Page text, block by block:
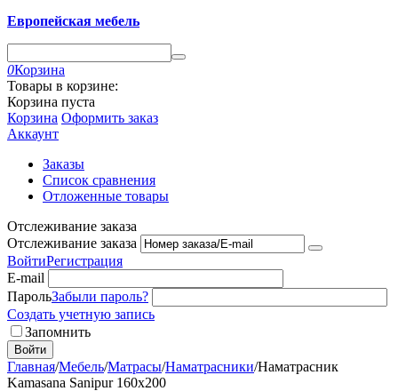
Европейская мебель
0Корзина
Товары в корзине:
Корзина пуста
Корзина Оформить заказ
Аккаунт
Заказы
Список сравнения
Отложенные товары
Отслеживание заказа
Отслеживание заказа
ВойтиРегистрация
E-mail
ПарольЗабыли пароль?
Создать учетную запись
Запомнить
Войти
Главная/Мебель/Матрасы/Наматрасники/Наматрасник
Kamasana Sanipur 160x200